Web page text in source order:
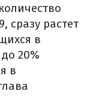
сразу растет
в
20%
в